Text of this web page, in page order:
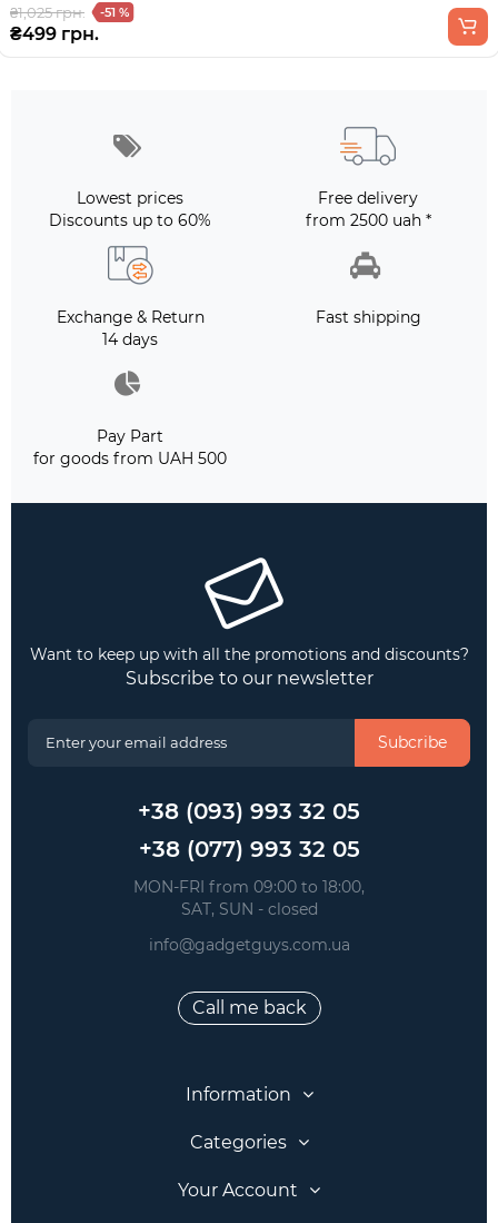
₴1,025 грн. -51 %
₴499 грн.
Lowest prices
Discounts up to 60%
Free delivery
from 2500 uah *
Exchange & Return
14 days
Fast shipping
Pay Part
for goods from UAH 500
Want to keep up with all the promotions and discounts?
Subscribe to our newsletter
Subcribe
+38 (093) 993 32 05
+38 (077) 993 32 05
MON-FRI from 09:00 to 18:00,
SAT, SUN - closed
info@gadgetguys.com.ua
Call me back
Information
Categories
Your Account